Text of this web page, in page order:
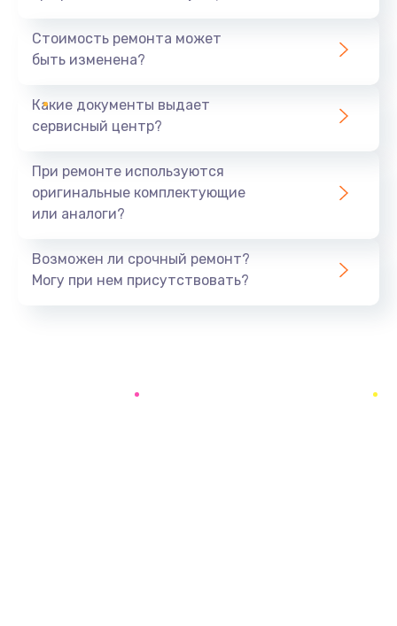
1950 руб.
Замена дренажа
Ремонт ТЭНа
Заказать
Замена трубок гидравлики
Стоимость ремонта может
быть изменена?
Какие документы выдает
сервисный центр?
При ремонте используются
оригинальные комплектующие
или аналоги?
Возможен ли срочный ремонт?
Могу при нем присутствовать?